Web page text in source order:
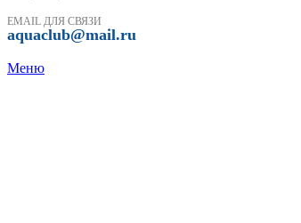
EMAIL ДЛЯ СВЯЗИ
aquaclub@mail.ru
Меню